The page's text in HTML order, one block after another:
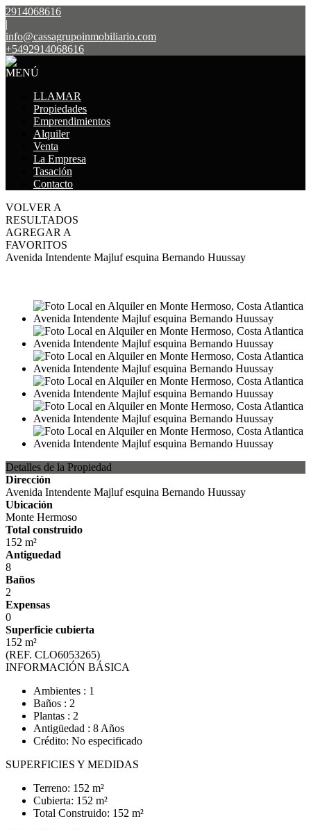
2914068616
|
info@cassagrupoinmobiliario.com
+5492914068616
MENÚ
LLAMAR
Propiedades
Emprendimientos
Alquiler
Venta
La Empresa
Tasación
Contacto
VOLVER A
RESULTADOS
AGREGAR A
FAVORITOS
Avenida Intendente Majluf esquina Bernando Huussay
Detalles de la Propiedad
Dirección
Avenida Intendente Majluf esquina Bernando Huussay
Ubicación
Monte Hermoso
Total construido
152 m²
Antiguedad
8
Baños
2
Expensas
0
Superficie cubierta
152 m²
(REF. CLO6053265)
INFORMACIÓN BÁSICA
Ambientes : 1
Baños : 2
Plantas : 2
Antigüedad : 8 Años
Crédito: No especificado
SUPERFICIES Y MEDIDAS
Terreno: 152 m²
Cubierta: 152 m²
Total Construido: 152 m²